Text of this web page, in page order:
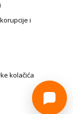
i
kolačića